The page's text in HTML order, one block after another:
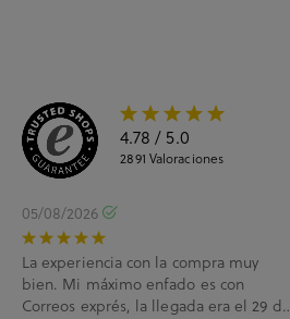
4.78 / 5.0
2891 Valoraciones
05/08/2026
La experiencia con la compra muy
bien. Mi máximo enfado es con
Correos exprés, la llegada era el 29 de